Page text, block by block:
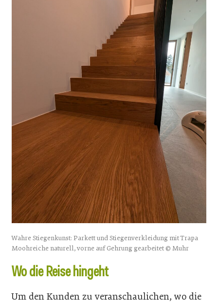
Wahre Stiegenkunst: Parkett und Stiegenverkleidung mit Trapa
Moohreiche naturell, vorne auf Gehrung gearbeitet © Muhr
Wo die Reise hingeht
Um den Kunden zu veranschaulichen, wo die